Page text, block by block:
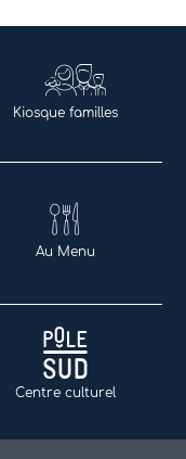
Kiosque familles
Au Menu
Centre culturel